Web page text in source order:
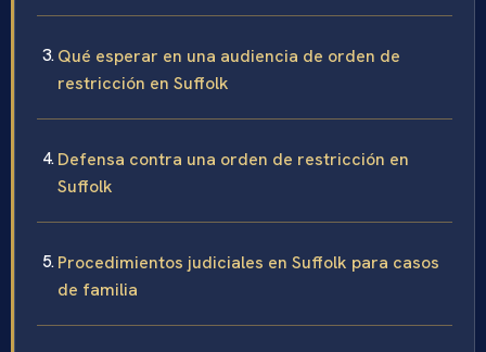
Qué esperar en una audiencia de orden de
restricción en Suffolk
Defensa contra una orden de restricción en
Suffolk
Procedimientos judiciales en Suffolk para casos
de familia